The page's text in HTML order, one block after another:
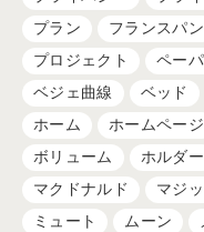
プラン
フランスパン
プロジェクト
ペー
ベジェ曲線
ベッド
ホーム
ホームページ
ボリューム
ホルダー
マクドナルド
マジ
ミュート
ムーン